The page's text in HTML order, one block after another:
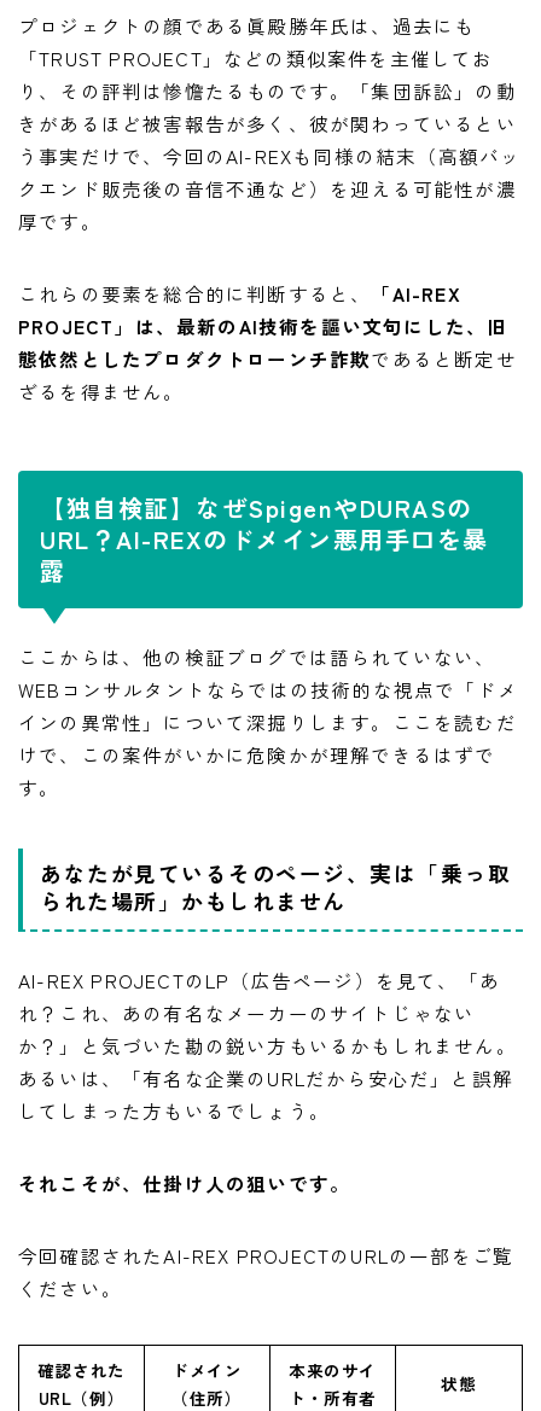
プロジェクトの顔である眞殿勝年氏は、過去にも
「TRUST PROJECT」などの類似案件を主催してお
り、その評判は惨憺たるものです。「集団訴訟」の動
きがあるほど被害報告が多く、彼が関わっているとい
う事実だけで、今回のAI-REXも同様の結末（高額バッ
クエンド販売後の音信不通など）を迎える可能性が濃
厚です。
これらの要素を総合的に判断すると、
「AI-REX
PROJECT」は、最新のAI技術を謳い文句にした、旧
態依然としたプロダクトローンチ詐欺であると断定せ
ざるを得ません。
【独自検証】なぜSpigenやDURASの
URL？AI-REXのドメイン悪用手口を暴
露
ここからは、他の検証ブログでは語られていない、
WEBコンサルタントならではの技術的な視点で「ドメ
インの異常性」について深掘りします。ここを読むだ
けで、この案件がいかに危険かが理解できるはずで
す。
あなたが見ているそのページ、実は「乗っ取
られた場所」かもしれません
AI-REX PROJECTのLP（広告ページ）を見て、「あ
れ？これ、あの有名なメーカーのサイトじゃない
か？」と気づいた勘の鋭い方もいるかもしれません。
あるいは、「有名な企業のURLだから安心だ」と誤解
してしまった方もいるでしょう。
それこそが、仕掛け人の狙いです。
今回確認されたAI-REX PROJECTのURLの一部をご覧
ください。
確認された
URL（例）
ドメイン
（住所）
本来のサイ
ト・所有者
状態